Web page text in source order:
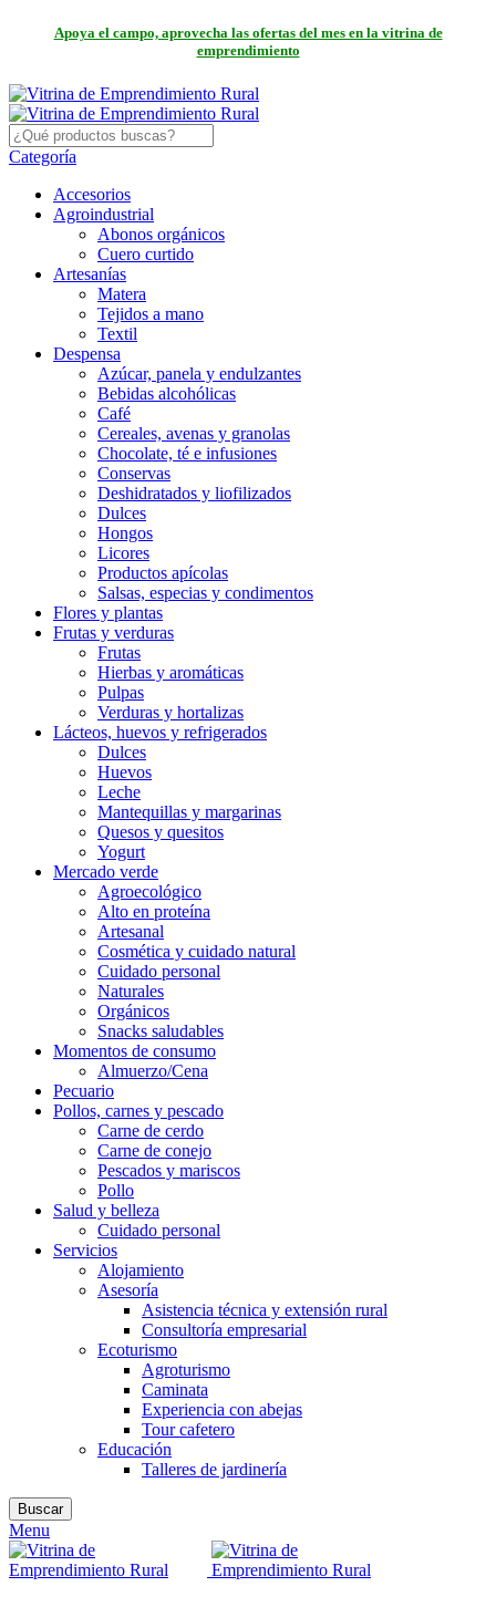
Apoya el campo, aprovecha las ofertas del mes en la vitrina de
emprendimiento
Categoría
Accesorios
Agroindustrial
Abonos orgánicos
Cuero curtido
Artesanías
Matera
Tejidos a mano
Textil
Despensa
Azúcar, panela y endulzantes
Bebidas alcohólicas
Café
Cereales, avenas y granolas
Chocolate, té e infusiones
Conservas
Deshidratados y liofilizados
Dulces
Hongos
Licores
Productos apícolas
Salsas, especias y condimentos
Flores y plantas
Frutas y verduras
Frutas
Hierbas y aromáticas
Pulpas
Verduras y hortalizas
Lácteos, huevos y refrigerados
Dulces
Huevos
Leche
Mantequillas y margarinas
Quesos y quesitos
Yogurt
Mercado verde
Agroecológico
Alto en proteína
Artesanal
Cosmética y cuidado natural
Cuidado personal
Naturales
Orgánicos
Snacks saludables
Momentos de consumo
Almuerzo/Cena
Pecuario
Pollos, carnes y pescado
Carne de cerdo
Carne de conejo
Pescados y mariscos
Pollo
Salud y belleza
Cuidado personal
Servicios
Alojamiento
Asesoría
Asistencia técnica y extensión rural
Consultoría empresarial
Ecoturismo
Agroturismo
Caminata
Experiencia con abejas
Tour cafetero
Educación
Talleres de jardinería
Buscar
Menu